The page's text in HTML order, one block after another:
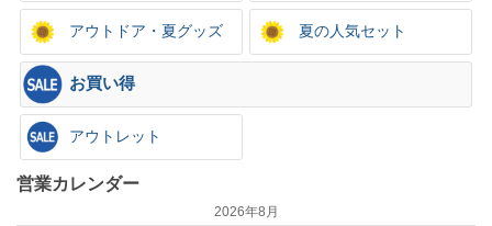
アウトドア・夏グッズ 夏の人気セット
お買い得
アウトレット
営業カレンダー
2026年8月